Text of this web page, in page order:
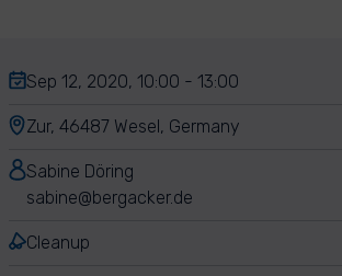
Sep 12, 2020, 10:00 - 13:00
Zur, 46487 Wesel, Germany
Sabine Döring
sabine@bergacker.de
Cleanup